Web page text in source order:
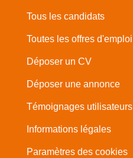
Tous les candidats
Toutes les offres d'emploi
Déposer un CV
Déposer une annonce
Témoignages utilisateurs
Informations légales
Paramètres des cookies